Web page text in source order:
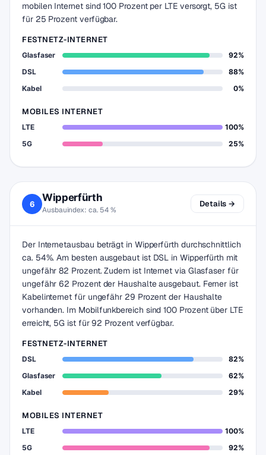
mobilen Internet sind 100 Prozent per LTE versorgt, 5G ist
für 25 Prozent verfügbar.
FESTNETZ-INTERNET
Glasfaser
92%
DSL
88%
Kabel
0%
MOBILES INTERNET
LTE
100%
5G
25%
6
Wipperfürth
Ausbauindex: ca. 54 %
Details →
Der Internetausbau beträgt in Wipperfürth durchschnittlich
ca. 54%. Am besten ausgebaut ist DSL in Wipperfürth mit
ungefähr 82 Prozent. Zudem ist Internet via Glasfaser für
ungefähr 62 Prozent der Haushalte ausgebaut. Ferner ist
Kabelinternet für ungefähr 29 Prozent der Haushalte
vorhanden. Im Mobilfunkbereich sind 100 Prozent über LTE
erreicht, 5G ist für 92 Prozent verfügbar.
FESTNETZ-INTERNET
DSL
82%
Glasfaser
62%
Kabel
29%
MOBILES INTERNET
LTE
100%
5G
92%